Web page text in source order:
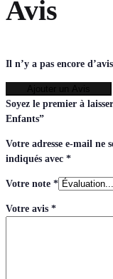
Avis
Il n’y a pas encore
Soyez le premier à
Enfants”
Votre adresse e-mail ne
indiqués avec *
Votre note *
Votre avis *